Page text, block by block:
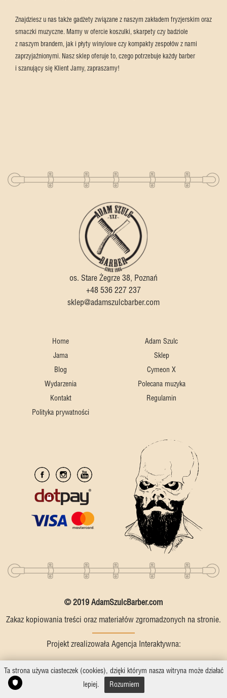
Znajdziesz u nas także gadżety związane z naszym zakładem fryzjerskim oraz
smaczki muzyczne. Mamy w ofercie koszulki, skarpety czy badziole
z naszym brandem, jak i płyty winylowe czy kompakty zespołów z nami
zaprzyjaźnionymi. Nasz sklep oferuje to, czego potrzebuje każdy barber
i szanujący się Klient Jamy, zapraszamy!
os. Stare Żegrze 38, Poznań
+48 536 227 237
sklep@adamszulcbarber.com
Home
Adam Szulc
Jama
Sklep
Blog
Cymeon X
Wydarzenia
Polecana muzyka
Kontakt
Regulamin
Polityka prywatności
© 2019 AdamSzulcBarber.com
Zakaz kopiowania treści oraz materiałów zgromadzonych na stronie.
Projekt zrealizowała Agencja Interaktywna:
Ta strona używa ciasteczek (cookies), dzięki którym nasza witryna może działać
lepiej.
Rozumiem